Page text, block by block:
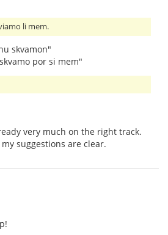
li mem.
skvamon"
por si mem"
very much on the right track.
suggestions are clear.